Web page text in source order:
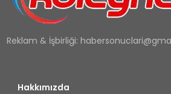
Reklam & İşbirliği:
Hakkımızda